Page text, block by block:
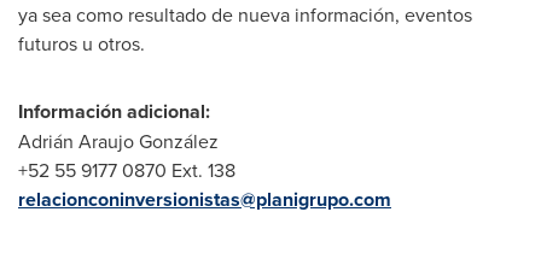
ya sea como resultado de nueva información, eventos
futuros u otros.
Información adicional:
Adrián Araujo González
+52 55 9177 0870 Ext. 138
relacionconinversionistas@planigrupo.com